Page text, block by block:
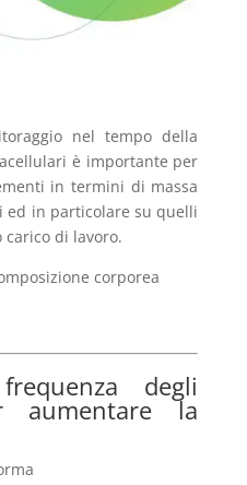
nel tempo della
è importante per
in termini di massa
ed in particolare su quelli
di lavoro.
corporea
degli
aumentare la